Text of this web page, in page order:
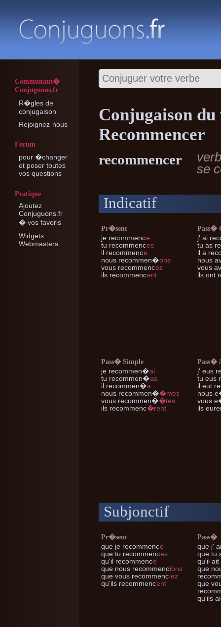
Communaut�
Conjuguons.fr
R�gles de
conjugaison
Rejoignez-nous
Forum
pour �changer
et poser toutes
vos questions
Pratique
Ajoutez
Conjuguons.fr
� vos favoris
Widgets
Webmasters
Conjugaison du
Recommencer
recommencer
se
Indicatif
Pr�sent
je recommence
tu recommences
il recommence
nous recommen�ons
vous recommencez
ils recommencent
Pass�
j' ai
tu as
il a
nous
vous
ils ont
Pass� Simple
je recommen�ai
tu recommen�as
il recommen�a
nous recommen��mes
vous recommen��tes
ils recommenc�rent
Pass�
j' eus
tu eus
il eut
nous
vous
ils
Subjonctif
Pr�sent
que je recommence
que tu recommences
qu'il recommence
que nous recommencions
que vous recommenciez
qu'ils recommencent
Pass�
que j'
que tu
qu'il ait
que
que
qu'ils